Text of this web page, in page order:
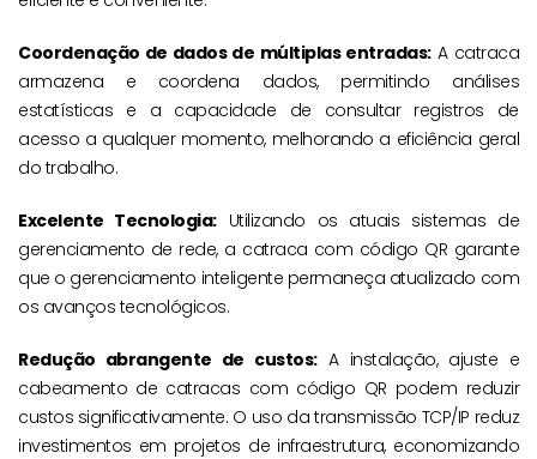
Coordenação de dados de múltiplas entradas:A catraca
armazena e coordena dados, permitindo análises
estatísticas e a capacidade de consultar registros de
acesso a qualquer momento, melhorando a eficiência geral
do trabalho.
Excelente Tecnologia:Utilizando os atuais sistemas de
gerenciamento de rede, a catraca com código QR garante
que o gerenciamento inteligente permaneça atualizado com
os avanços tecnológicos.
Redução abrangente de custos:A instalação, ajuste e
cabeamento de catracas com código QR podem reduzir
custos significativamente. O uso da transmissão TCP/IP reduz
investimentos em projetos de infraestrutura, economizando